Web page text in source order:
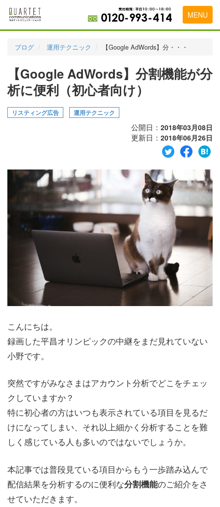
MENU
実績・お客様の声
初めて導入をお考えの方
代理店の乗り換えをお考えの方
会社概要
ブログ 運用テクニック 【Google AdWords】分・・・
【Google AdWords】分割機能が分
析に便利（初心者向け）
リスティング広告 運用テクニック
公開日： 2018年03月08日
更新日： 2018年06月26日
こんにちは。
録画した平昌オリンピックの中継をまだ見れていない
小野です。
突然ですがみなさまはアカウント分析でどこをチェッ
クしていますか？
特に初心者の方はいつも表示されている項目を見るだ
けになってしまい、それ以上細かく分析することを難
しく感じている人も多いのではないでしょうか。
本記事では普段見ている項目からもう一歩踏み込んで
配信結果を分析するのに便利な分割機能のご紹介をさ
せていただきます。